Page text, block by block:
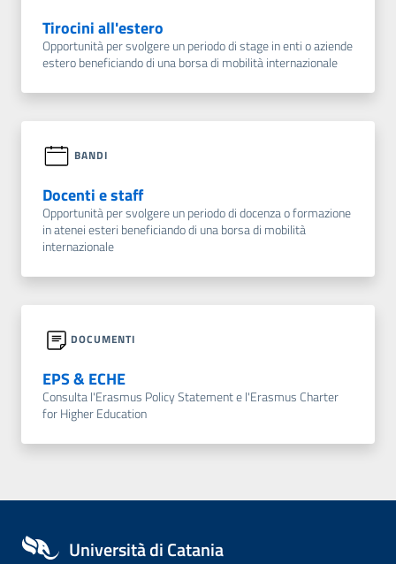
Tirocini all'estero
Opportunità per svolgere un periodo di stage in enti o aziende
estero beneficiando di una borsa di mobilità internazionale
BANDI
Docenti e staff
Opportunità per svolgere un periodo di docenza o formazione
in atenei esteri beneficiando di una borsa di mobilità
internazionale
DOCUMENTI
EPS & ECHE
Consulta l'Erasmus Policy Statement e l'Erasmus Charter
for Higher Education
Università di Catania